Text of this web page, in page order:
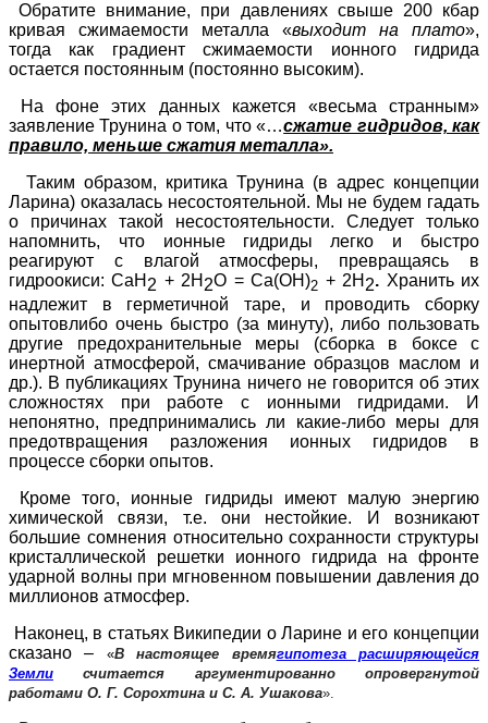
Обратите внимание, при давлениях свыше 200 кбар
кривая сжимаемости металла «выходит на плато»,
тогда как градиент сжимаемости ионного гидрида
остается постоянным (постоянно высоким).
На фоне этих данных кажется «весьма странным»
заявление Трунина о том, что «…сжатие гидридов, как
правило, меньше сжатия металла».
Таким образом, критика Трунина (в адрес концепции
Ларина) оказалась несостоятельной. Мы не будем гадать
о причинах такой несостоятельности. Следует только
напомнить, что ионные гидриды легко и быстро
реагируют с влагой атмосферы, превращаясь в
гидроокиси:CaH 2 + 2H2O =Ca(OH)2 + 2H2. Хранить их
надлежит в герметичной таре, и проводить сборку
опытовлибо очень быстро (за минуту), либо пользовать
другие предохранительные меры (сборка в боксе с
инертной атмосферой, смачивание образцов маслом и
др.). В публикациях Трунина ничего не говорится об этих
сложностях при работе с ионными гидридами. И
непонятно, предпринимались ли какие-либо меры для
предотвращения разложения ионных гидридов в
процессе сборки опытов.
Кроме того, ионные гидриды имеют малую энергию
химической связи, т.е. они нестойкие. И возникают
большие сомнения относительно сохранности структуры
кристаллической решетки ионного гидрида на фронте
ударной волны при мгновенном повышении давления до
миллионов атмосфер.
Наконец, в статьях Википедии о Ларине и его концепции
сказано – «В настоящее времягипотеза расширяющейся
Земли
считается аргументированно опровергнутой
работами О. Г. Сорохтина и С. А. Ушакова».